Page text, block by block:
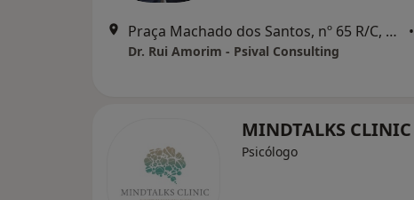
Praça Machado dos Santos, nº 65 R/C, Valongo •
Dr. Rui Amorim - Psival Consulting
MINDTALKS CLINIC
Psicólogo